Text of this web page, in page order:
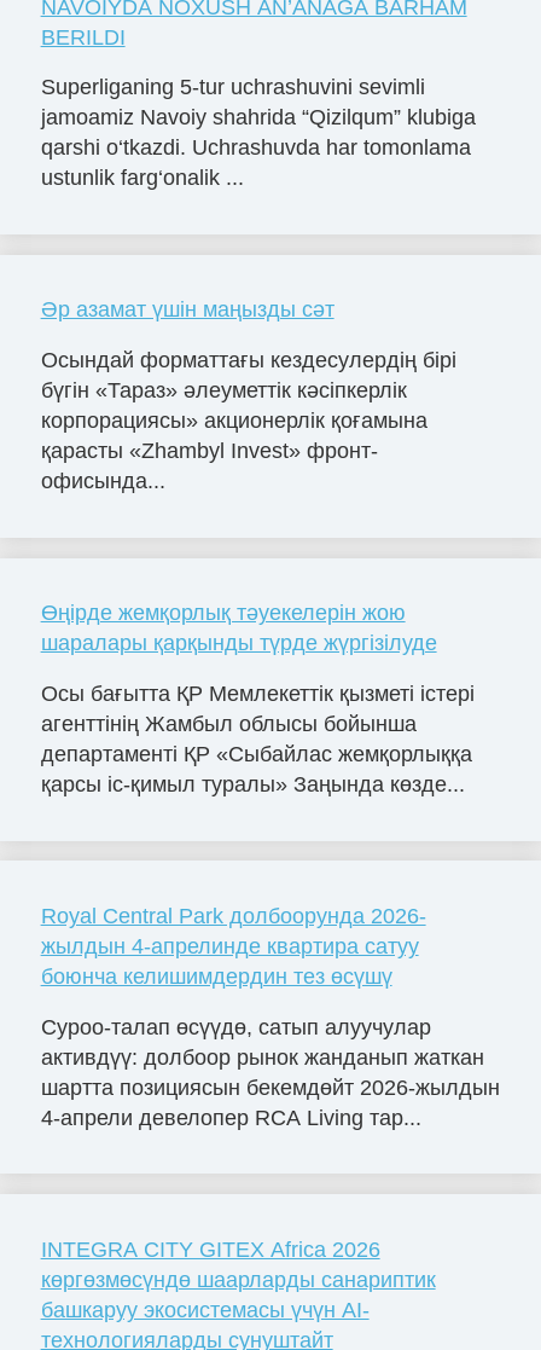
NAVOIYDA NOXUSH AN’ANAGA BARHAM
BERILDI
Superliganing 5-tur uchrashuvini sevimli
jamoamiz Navoiy shahrida “Qizilqum” klubiga
qarshi o‘tkazdi. Uchrashuvda har tomonlama
ustunlik farg‘onalik ...
Әр азамат үшін маңызды сәт
Осындай форматтағы кездесулердің бірі
бүгін «Тараз» әлеуметтік кәсіпкерлік
корпорациясы» акционерлік қоғамына
қарасты «Zhambyl Invest» фронт-
офисында...
Өңірде жемқорлық тәуекелерін жою
шаралары қарқынды түрде жүргізілуде
Осы бағытта ҚР Мемлекеттік қызметі істері
агенттінің Жамбыл облысы бойынша
департаменті ҚР «Сыбайлас жемқорлыққа
қарсы іс-қимыл туралы» Заңында көзде...
Royal Central Park долбоорунда 2026-
жылдын 4-апрелинде квартира сатуу
боюнча келишимдердин тез өсүшү
Суроо-талап өсүүдө, сатып алуучулар
активдүү: долбоор рынок жанданып жаткан
шартта позициясын бекемдөйт 2026-жылдын
4-апрели девелопер RCA Living тар...
INTEGRA CITY GITEX Africa 2026
көргөзмөсүндө шаарларды санариптик
башкаруу экосистемасы үчүн AI-
технологияларды сунуштайт